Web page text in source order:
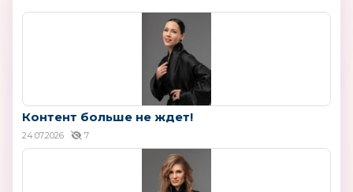
Контент больше не ждет!
24.07.2026 7